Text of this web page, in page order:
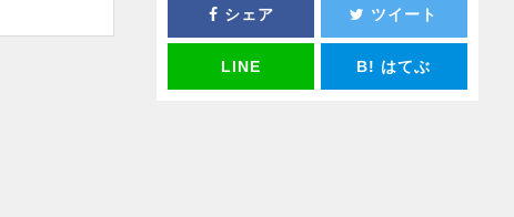
シェア ツイート
LINE B! はてぶ